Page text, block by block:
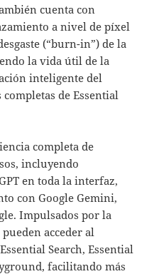
cuenta con
a nivel de píxel
(“burn-in”) de la
la vida útil de la
inteligente del
de Essential
completa de
incluyendo
en toda la interfaz,
con Google Gemini,
Impulsados por la
acceder al
Search, Essential
facilitando más